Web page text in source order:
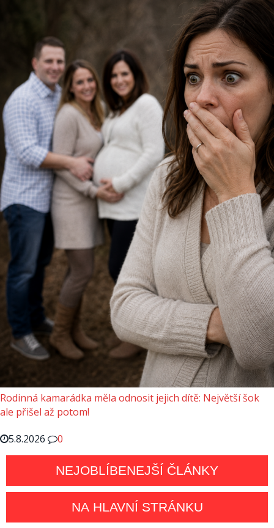
Rodinná kamarádka měla odnosit jejich dítě: Největší šok
ale přišel až potom!
5.8.2026
0
NEJOBLÍBENEJŠÍ ČLÁNKY
NA HLAVNÍ STRÁNKU